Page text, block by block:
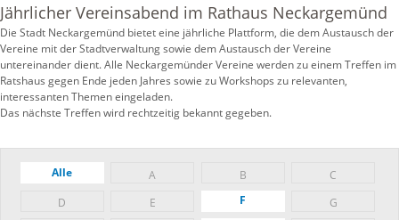
Jährlicher Vereinsabend im Rathaus Neckargemünd
Die Stadt Neckargemünd bietet eine jährliche Plattform, die dem Austausch der
Vereine mit der Stadtverwaltung sowie dem Austausch der Vereine
untereinander dient. Alle Neckargemünder Vereine werden zu einem Treffen im
Ratshaus gegen Ende jeden Jahres sowie zu Workshops zu relevanten,
interessanten Themen eingeladen.
Das nächste Treffen wird rechtzeitig bekannt gegeben.
Alle A B
C
D
E F
G